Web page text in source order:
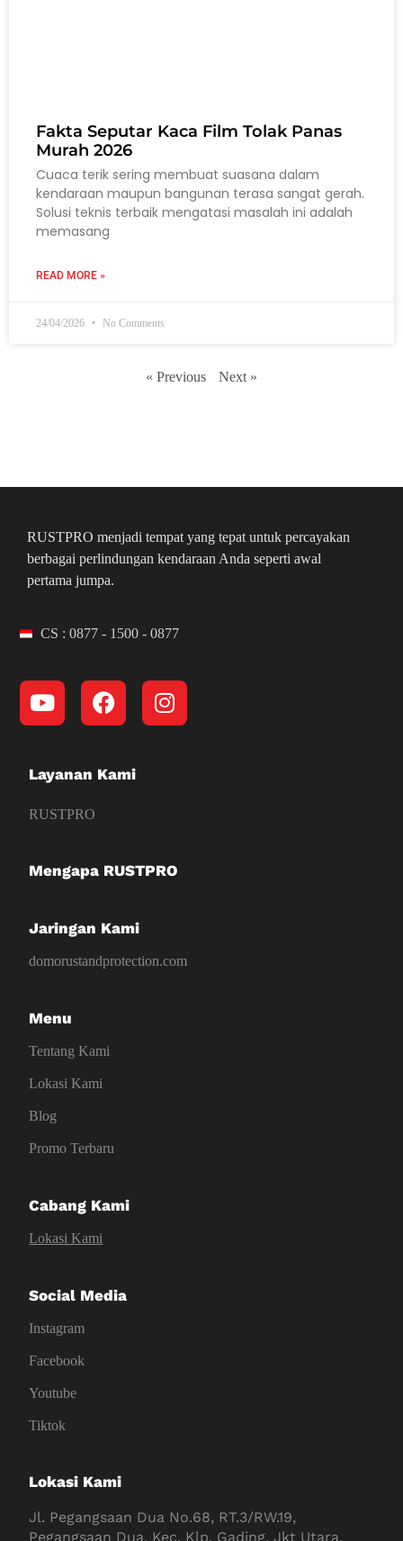
Fakta Seputar Kaca Film Tolak Panas
Murah 2026
Cuaca terik sering membuat suasana dalam
kendaraan maupun bangunan terasa sangat gerah.
Solusi teknis terbaik mengatasi masalah ini adalah
memasang
READ MORE »
24/04/2026 No Comments
« Previous Next »
RUSTPRO menjadi tempat yang tepat untuk percayakan
berbagai perlindungan kendaraan Anda seperti awal
pertama jumpa.
CS : 0877 - 1500 - 0877
Layanan Kami
RUSTPRO
Mengapa RUSTPRO
Jaringan Kami
domorustandprotection.com
Menu
Tentang Kami
Lokasi Kami
Blog
Promo Terbaru
Cabang Kami
Lokasi Kami
Social Media
Instagram
Facebook
Youtube
Tiktok
Lokasi Kami
Jl. Pegangsaan Dua No.68, RT.3/RW.19,
Pegangsaan Dua, Kec. Klp. Gading, Jkt Utara,